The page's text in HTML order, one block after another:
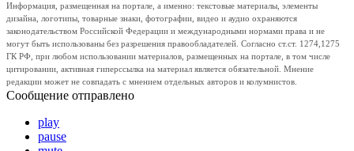
Информация, размещенная на портале, а именно: текстовые материалы, элементы
дизайна, логотипы, товарные знаки, фотографии, видео и аудио охраняются
законодательством Российской Федерации и международными нормами права и не
могут быть использованы без разрешения правообладателей. Согласно ст.ст. 1274,1275
ГК РФ, при любом использовании материалов, размещенных на портале, в том числе
цитировании, активная гиперссылка на материал является обязательной. Мнение
редакции может не совпадать с мнением отдельных авторов и колумнистов.
Сообщение отправлено
play
pause